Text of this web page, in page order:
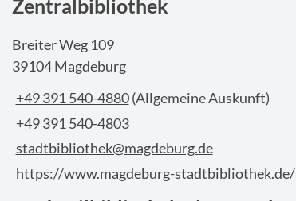
Zentralbibliothek
Breiter Weg 109
39104 Magdeburg
+49 391 540-4880 (Allgemeine Auskunft)
+49 391 540-4803
stadtbibliothek@magdeburg.de
https://www.magdeburg-stadtbibliothek.de/